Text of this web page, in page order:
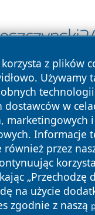
z plików
Używamy
dostawców w
marketingowych i
Informacje
również przez
„Przechodzę
na użycie
zgodnie z naszą
Wszystkie
Polityka
Prywatności